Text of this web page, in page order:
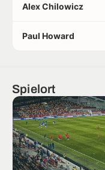
Alex Chilowicz
Paul Howard
Spielort